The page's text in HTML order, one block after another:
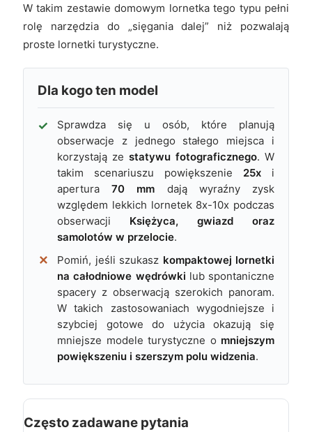
W takim zestawie domowym lornetka tego typu pełni
rolę narzędzia do „sięgania dalej” niż pozwalają
proste lornetki turystyczne.
Dla kogo ten model
Sprawdza się u osób, które planują
obserwacje z jednego stałego miejsca i
korzystają ze statywu fotograficznego. W
takim scenariuszu powiększenie 25x i
apertura70 mm dają wyraźny zysk
względem lekkich lornetek 8x-10x podczas
obserwacji Księżyca, gwiazd oraz
samolotów w przelocie.
Pomiń, jeśli szukasz kompaktowej lornetki
na całodniowe wędrówki lub spontaniczne
spacery z obserwacją szerokich panoram.
W takich zastosowaniach wygodniejsze i
szybciej gotowe do użycia okazują się
mniejsze modele turystyczne o mniejszym
powiększeniu i szerszym polu widzenia.
Często zadawane pytania